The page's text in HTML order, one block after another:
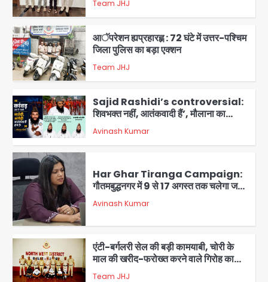
4
Team JHJ
5
कांवड़ियों पर विवादित बयान, BJP विधायक ने
कराई FIR, NSA की मांग
Avinash Kumar
1
Har Ghar Tiranga Campaign:
जागरूकता महाअभियान, डीएम ने की समीक्षा
बैठक
Avinash Kumar
एंटी-बर्गलरी सेल की बड़ी कामयाबी, चोरी के
भंडाफोड़
Team JHJ